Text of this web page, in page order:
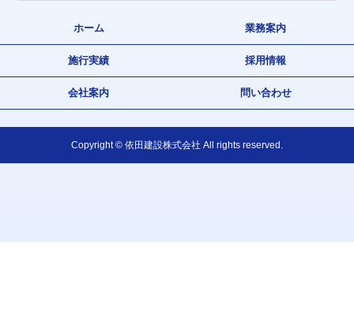
ホーム 業務案内
施行実績 採用情報
会社案内 問い合わせ
Copyright © 依田建設株式会社 All rights reserved.